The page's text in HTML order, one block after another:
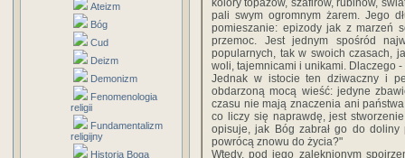
Ateizm
Bóg
Cud
Deizm
Demonizm
Fenomenologia
religii
Fundamentalizm
religijny
Historia Boga
kolory topazów, szafirów, rubinów,
pali swym ogromnym żarem. Jego
pomieszanie: epizody jak z marzeń
przemoc. Jest jednym spośród
popularnych, tak w swoich czasach,
woli, tajemnicami i unikami. Dlaczego
Jednak w istocie ten dziwaczny i
obdarzoną mocą wieść: jedyne
czasu nie mają znaczenia ani
co liczy się naprawdę, jest
opisuje, jak Bóg zabrał go do doliny
powrócą znowu do życia?"
Wtedy, pod jego zalęknionym